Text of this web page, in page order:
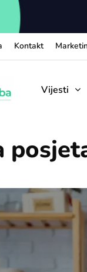
Kontakt
Vijesti